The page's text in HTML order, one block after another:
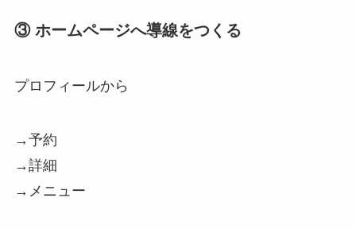
③ ホームページへ導線をつくる
プロフィールから
→予約
→詳細
→メニュー